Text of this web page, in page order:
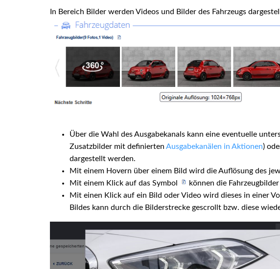
In Bereich Bilder werden Videos und Bilder des Fahrzeugs
Über die Wahl des Ausgabekanals kann eine eventuelle
Zusatzbilder mit definierten Ausgabekanälen in Aktionen)
dargestellt werden.
Mit einem Hovern über einem Bild wird die Auflösung des
Mit einem Klick auf das Symbol
können die
Mit einen Klick auf ein Bild oder Video wird dieses in einer
Bildes kann durch die Bilderstrecke gescrollt bzw. diese